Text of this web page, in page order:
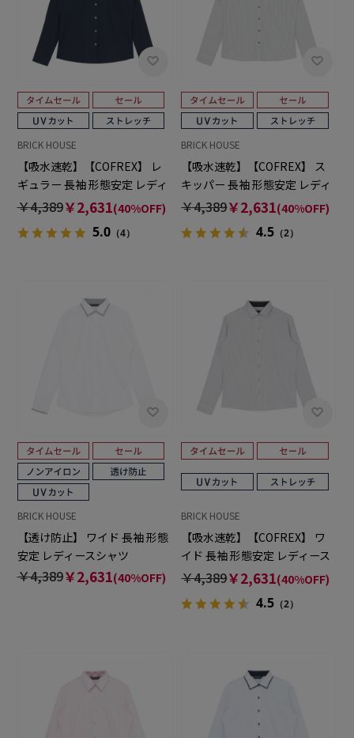
BRICK HOUSE
【吸水速乾】【COFREX】 レ
ギュラー 長袖 形態安定 レディ
ースシャツ
￥4,389￥2,631(40%OFF)
5.0（4）
BRICK HOUSE
【吸水速乾】【COFREX】 ス
キッパー 長袖 形態安定 レディ
ースシャツ
￥4,389￥2,631(40%OFF)
4.5 （2）
BRICK HOUSE
【透け防止】 ワイド 長袖 形態
安定 レディースシャツ
￥4,389￥2,631(40%OFF)
BRICK HOUSE
【吸水速乾】【COFREX】 ワ
イド 長袖 形態安定 レディース
シャツ
￥4,389￥2,631(40%OFF)
4.5 （2）